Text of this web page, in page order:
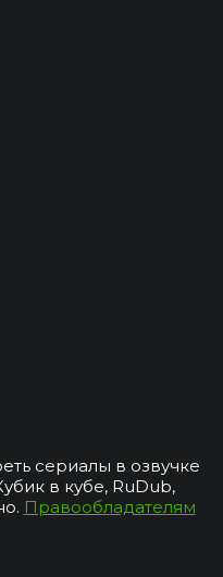
сериалы в озвучке
в кубе, RuDub,
Правообладателям